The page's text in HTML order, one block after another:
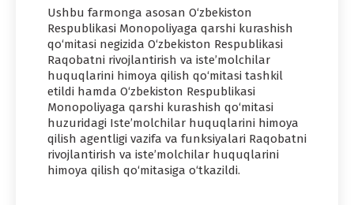
Ushbu farmonga asosan O‘zbekiston
Respublikasi Monopoliyaga qarshi kurashish
qo‘mitasi negizida O‘zbekiston Respublikasi
Raqobatni rivojlantirish va iste’molchilar
huquqlarini himoya qilish qo‘mitasi tashkil
etildi hamda O‘zbekiston Respublikasi
Monopoliyaga qarshi kurashish qo‘mitasi
huzuridagi Iste’molchilar huquqlarini himoya
qilish agentligi vazifa va funksiyalari Raqobatni
rivojlantirish va iste’molchilar huquqlarini
himoya qilish qo‘mitasiga o‘tkazildi.